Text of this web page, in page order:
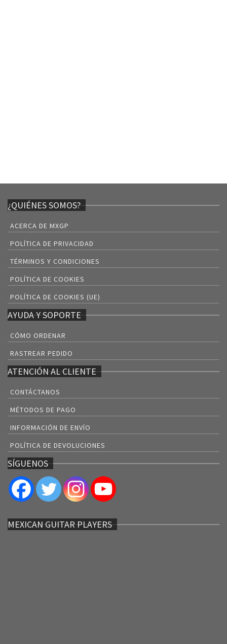
¿QUIÉNES SOMOS?
ACERCA DE MXGP
POLÍTICA DE PRIVACIDAD
TÉRMINOS Y CONDICIONES
POLÍTICA DE COOKIES
POLÍTICA DE COOKIES (UE)
AYUDA Y SOPORTE
CÓMO ORDENAR
RASTREAR PEDIDO
ATENCIÓN AL CLIENTE
CONTÁCTANOS
MÉTODOS DE PAGO
INFORMACIÓN DE ENVÍO
POLÍTICA DE DEVOLUCIONES
SÍGUENOS
MEXICAN GUITAR PLAYERS